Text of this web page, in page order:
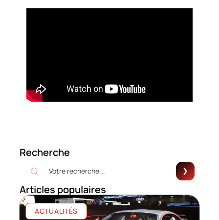
Recherche
Articles populaires
ACTUALITÉS